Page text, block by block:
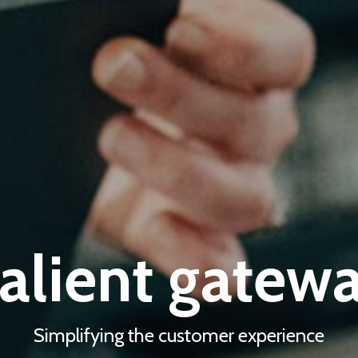
Simplifying the customer experience